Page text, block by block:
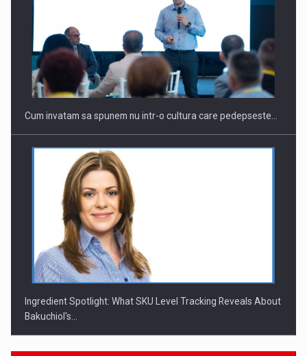
Cum invatam sa spunem nu intr-o cultura care pedepseste…
Ingredient Spotlight: What SKU Level Tracking Reveals About
Bakuchiol's…